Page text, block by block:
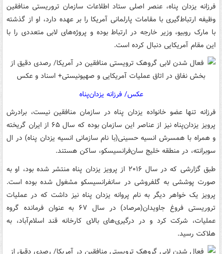
فرزانه یزدان پناه، عنصر اصلی ستاد اطلاعات سازمان تروریستی منافقین
وظیفه ارتباط‌گیری با مقامات پارلمانی آمریکا را بر عهده دارد، او از گذشته
با مارک روبیو، وزیر خارجه در ارتباط بوده و پروژه‌های لابی متعددی را با
این مقام آمریکایی دنبال کرده است.
عکس/ فرزانه یزدان‌پناه
فرزانه تنها عضو خانواده یزدان پناه در سازمان منافقین نیست، برادرش
پرویز یزدان‌پناه نیز از عناصر این سازمان بوده که سال ۶۵ از ایران گریخته
و همراه با همسرش انسیه حسینی(با نام سازمانی انسیه یزدان پناه) در ال
سوبرانته، در منطقه خلیج سان‌فرانسیسکو، ساکن هستند.
طبق گزارشی که در سال ۲۰۱۶ از پرویز یزدان پناه منتشر شده بود، او به
صورت پوششی به گلفروشی در سانفرانسیسکو مشغول شده بوده است.
پرویز یک خواهر دیگر به نام پروانه یزدان پناه نیز داشت که در عملیات
تروریستی فروغ جاویدان(مرصاد) در سال ۶۷ به عنوان فرمانده گروه
عملیات، شرکت کرد و در درگیری‌های بالای کارخانه قند اسلام‌آباد، به
هلاکت رسید.